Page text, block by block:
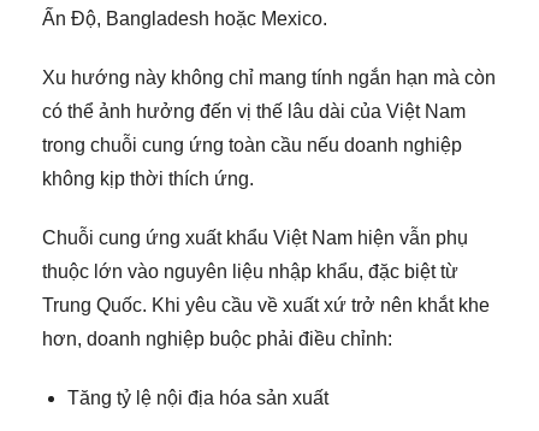
Ấn Độ, Bangladesh hoặc Mexico.
Xu hướng này không chỉ mang tính ngắn hạn mà còn
có thể ảnh hưởng đến vị thế lâu dài của Việt Nam
trong chuỗi cung ứng toàn cầu nếu doanh nghiệp
không kịp thời thích ứng.
Chuỗi cung ứng xuất khẩu Việt Nam hiện vẫn phụ
thuộc lớn vào nguyên liệu nhập khẩu, đặc biệt từ
Trung Quốc. Khi yêu cầu về xuất xứ trở nên khắt khe
hơn, doanh nghiệp buộc phải điều chỉnh:
Tăng tỷ lệ nội địa hóa sản xuất